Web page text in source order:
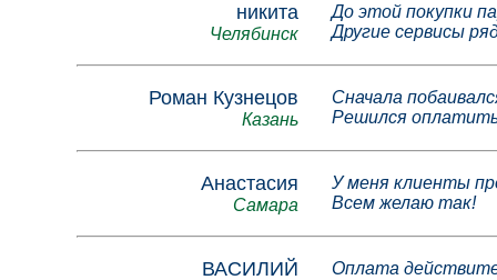
никита
Челябинск
До этой покупки
Другие сервисы
Роман Кузнецов
Казань
Сначала
Решился
Анастасия
Самара
У меня клиенты
Всем желаю так!
ВАСИЛИЙ
Оплата